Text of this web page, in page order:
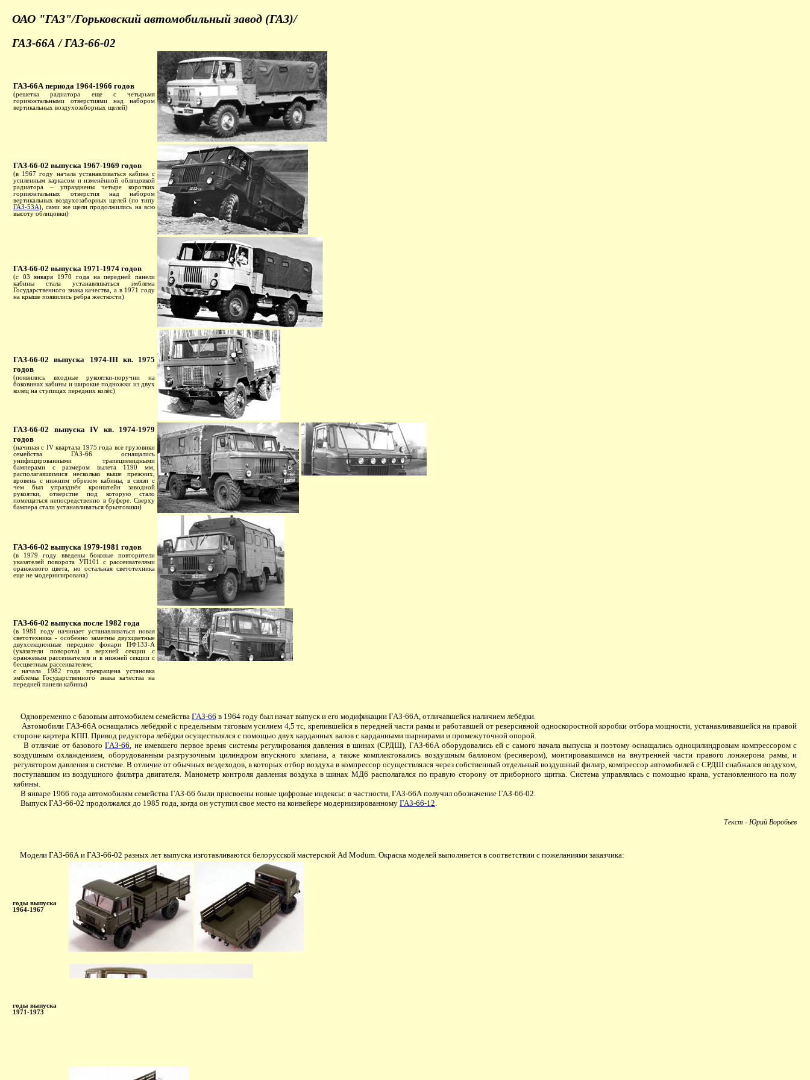
ОАО "ГАЗ"/Горьковский автомобильный завод (ГАЗ)/
ГАЗ-66А / ГАЗ-66-02
ГАЗ-66А периода 1964-1966 годов
(решетка радиатора еще с четырьмя
горизонтальными отверстиями над набором
вертикальных воздухозаборных щелей)
ГАЗ-66-02 выпуска 1967-1969 годов
(в 1967 году начала устанавливаться кабина с
усиленным каркасом и изменённой облицовкой
радиатора – упразднены четыре коротких
горизонтальных отверстия над набором
вертикальных воздухозаборных щелей (по типу
ГАЗ-53А), сами же щели продолжились на всю
высоту облицовки)
ГАЗ-66-02 выпуска 1971-1974 годов
(с 03 января 1970 года на передней панели
кабины стала устанавливаться эмблема
Государственного знака качества, а в 1971 году
на крыше появились ребра жесткости)
ГАЗ-66-02 выпуска 1974-III кв. 1975
годов
(появились входные рукоятки-поручни на
боковинах кабины и широкие подножки из двух
колец на ступицах передних колёс)
ГАЗ-66-02 выпуска IV кв. 1974-1979
годов
(начиная с IV квартала 1975 года все грузовики
семейства ГАЗ-66 оснащались
унифицированными трапециевидными
бамперами с размером вылета 1190 мм,
располагавшимися несколько выше прежних,
вровень с нижним обрезом кабины, в связи с
чем был упразднён кронштейн заводной
рукоятки, отверстие под которую стало
помещаться непосредственно в буфере. Сверху
бампера стали устанавливаться брызговики)
ГАЗ-66-02 выпуска 1979-1981 годов
(в 1979 году введены боковые повторители
указателей поворота УП101 с рассеивателями
оранжевого цвета, но остальная светотехника
еще не модернизирована)
ГАЗ-66-02 выпуска после 1982 года
(в 1981 году начинает устанавливаться новая
светотехника - особенно заметны двухцветные
двухсекционные передние фонари ПФ133-А
(указатели поворота) в верхней секции с
оранжевым рассеивателем и в нижней секции с
бесцветным рассеивателем;
с начала 1982 года прекращена установка
эмблемы Государственного знака качества на
передней панели кабины)
Одновременно с базовым автомобилем семейства ГАЗ-66 в 1964 году был начат выпуск и его модификации ГАЗ-66А, отличавшейся наличием лебёдки.
Автомобили ГАЗ-66А оснащались лебёдкой с предельным тяговым усилием 4,5 тс, крепившейся в передней части рамы и работавшей от реверсивной односкоростной коробки отбора мощности, устанавливавшейся на правой
стороне картера КПП. Привод редуктора лебёдки осуществлялся с помощью двух карданных валов с карданными шарнирами и промежуточной опорой.
В отличие от базовогоГАЗ-66, не имевшего первое время системы регулирования давления в шинах (СРДШ), ГАЗ-66А оборудовались ей с самого начала выпуска и поэтому оснащались одноцилиндровым компрессором с
воздушным охлаждением, оборудованным разгрузочным цилиндром впускного клапана, а также комплектовались воздушным баллоном (ресивером), монтировавшимся на внутренней части правого лонжерона рамы, и
регулятором давления в системе. В отличие от обычных вездеходов, в которых отбор воздуха в компрессор осуществлялся через собственный отдельный воздушный фильтр, компрессор автомобилей с СРДШ снабжался воздухом,
поступавшим из воздушного фильтра двигателя. Манометр контроля давления воздуха в шинах МД6 располагался по правую сторону от приборного щитка. Система управлялась с помощью крана, установленного на полу
кабины.
В январе 1966 года автомобилям семейства ГАЗ-66 были присвоены новые цифровые индексы: в частности, ГАЗ-66А получил обозначение ГАЗ-66-02.
Выпуск ГАЗ-66-02 продолжался до 1985 года, когда он уступил свое место на конвейере модернизированному ГАЗ-66-12.
Текст - Юрий Воробьев
Модели ГАЗ-66А и ГАЗ-66-02 разных лет выпуска изготавливаются белорусской мастерской Ad Modum. Окраска моделей выполняется в соответствии с пожеланиями заказчика:
годы выпуска
1964-1967
годы выпуска
1971-1973